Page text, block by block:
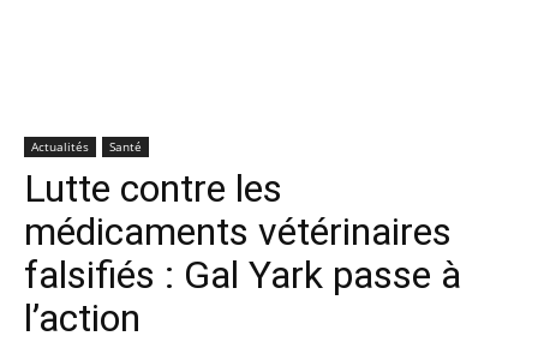
Actualités Santé
Lutte contre les
médicaments vétérinaires
falsifiés : Gal Yark passe à
l’action